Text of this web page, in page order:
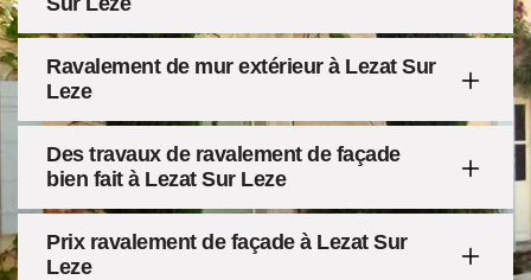
Ravalement de mur extérieur à Lezat Sur
Leze
Des travaux de ravalement de façade
bien fait à Lezat Sur Leze
Prix ravalement de façade à Lezat Sur
Leze